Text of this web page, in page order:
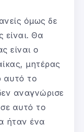
όμως δε
είναι. Θα
είναι ο
μητέρας
αυτό το
αναγνώρισε
αυτό το
ήταν ένα